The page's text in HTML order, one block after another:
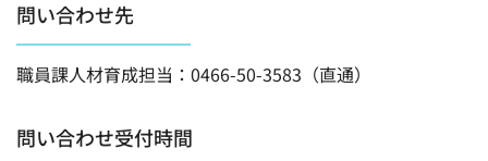
問い合わせ先
職員課人材育成担当：0466-50-3583（直通）
問い合わせ受付時間